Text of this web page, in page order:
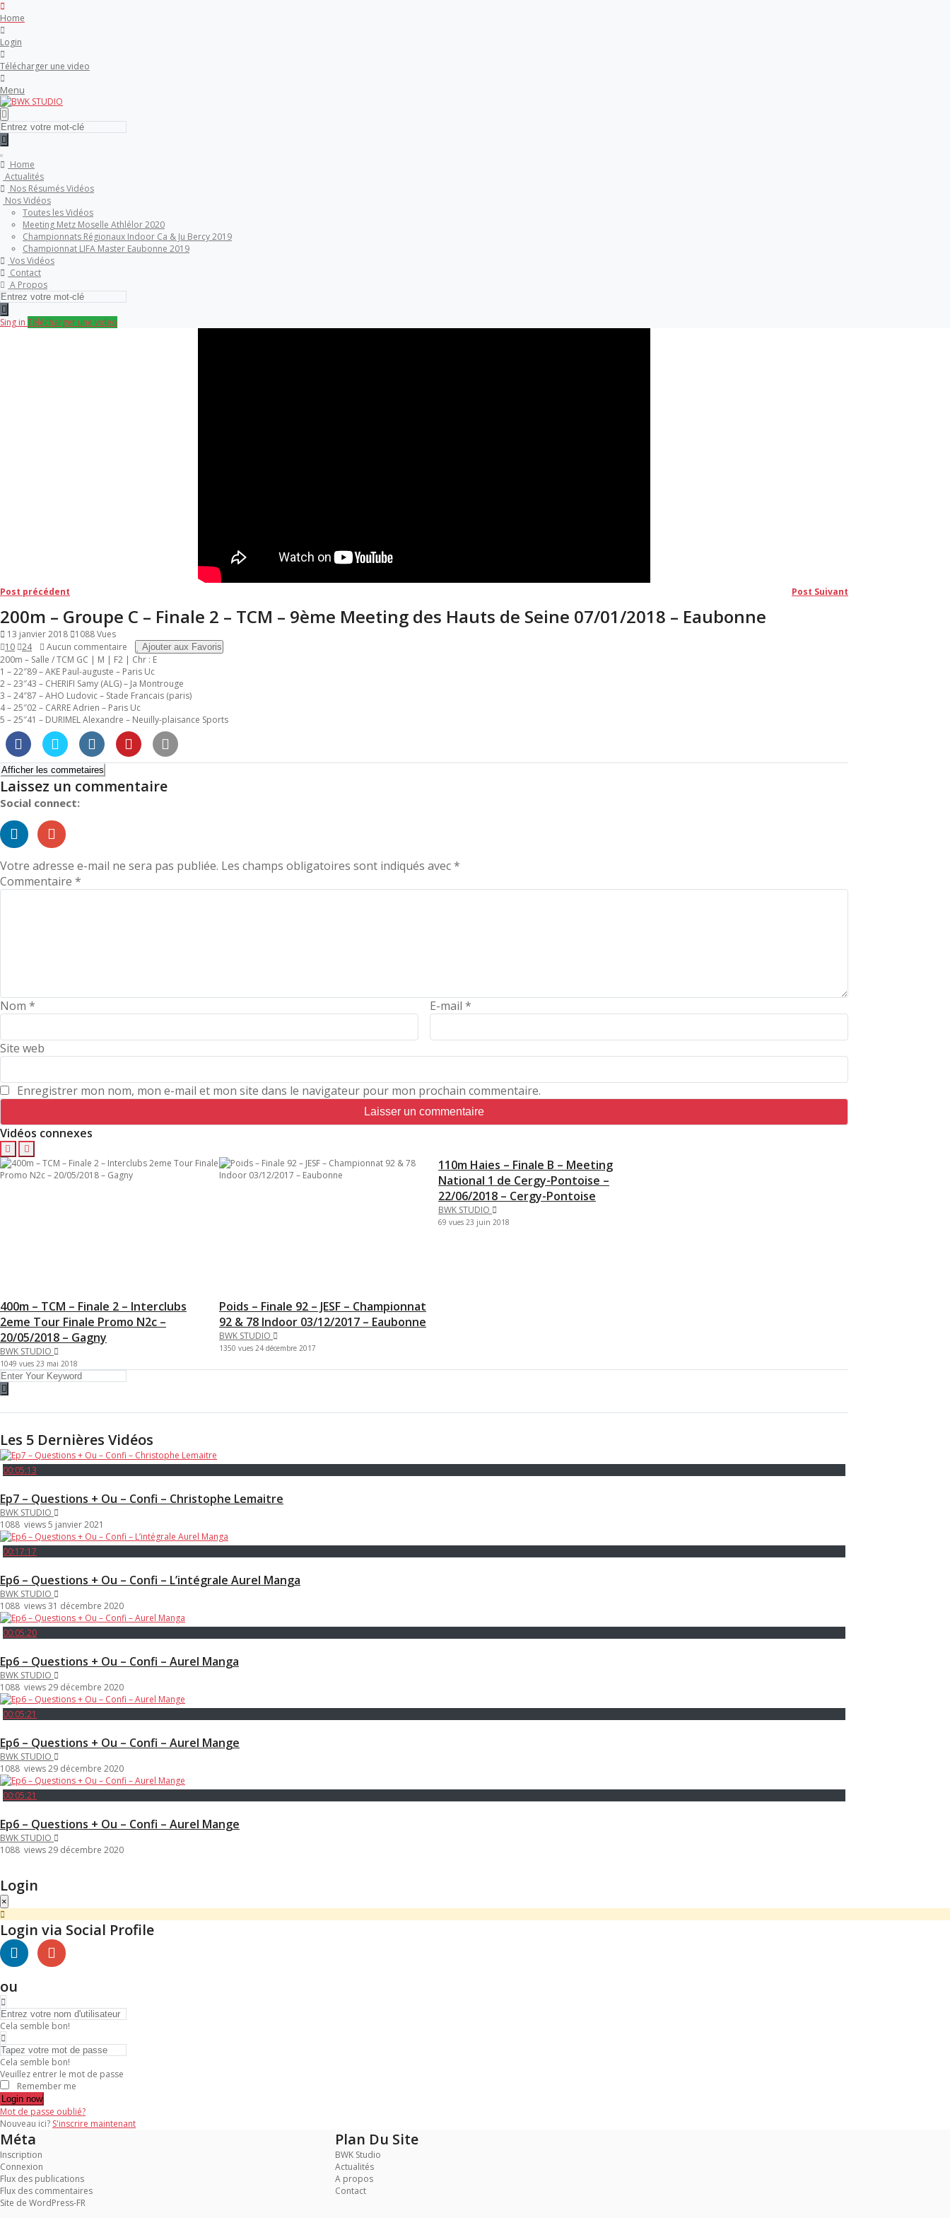
2020
Championnats Régionaux Indoor
Ca & Ju Bercy 2019
Home
Login
Télécharger une video
Menu
Home
Actualités
Nos Résumés Vidéos
Nos Vidéos
Toutes les Vidéos
Meeting Metz Moselle Athlélor 2020
Championnats Régionaux Indoor Ca & Ju Bercy 2019
Championnat LIFA Master Eaubonne 2019
Vos Vidéos
Contact
A Propos
Sing in Télécharger une video
Navigation
de
l’article
Post précédent Post Suivant
200m – Groupe C – Finale 2 – TCM – 9ème Meeting des Hauts de Seine 07/01/2018 – Eaubonne
13 janvier 2018
1088 Vues
10 24 Aucun commentaire Ajouter aux Favoris
200m – Salle / TCM GC | M | F2 | Chr : E
1 – 22″89 – AKE Paul-auguste – Paris Uc
2 – 23″43 – CHERIFI Samy (ALG) – Ja Montrouge
3 – 24″87 – AHO Ludovic – Stade Francais (paris)
4 – 25″02 – CARRE Adrien – Paris Uc
5 – 25″41 – DURIMEL Alexandre – Neuilly-plaisance Sports
Afficher les commetaires
Laissez un commentaire
Social connect:
Votre adresse e-mail ne sera pas publiée. Les champs obligatoires sont indiqués avec*
Commentaire *
Nom * E-mail *
Site web
Enregistrer mon nom, mon e-mail et mon site dans le navigateur pour mon prochain commentaire.
Vidéos connexes
400m – TCM – Finale 2 – Interclubs
2eme Tour Finale Promo N2c –
20/05/2018 – Gagny
BWK STUDIO
1049 vues 23 mai 2018
Poids – Finale 92 – JESF – Championnat
92 & 78 Indoor 03/12/2017 – Eaubonne
BWK STUDIO
1350 vues 24 décembre 2017
110m Haies – Finale B – Meeting
National 1 de Cergy-Pontoise –
22/06/2018 – Cergy-Pontoise
BWK STUDIO
69 vues 23 juin 2018
Les 5 Dernières Vidéos
00:05:13
Ep7 – Questions + Ou – Confi – Christophe Lemaitre
BWK STUDIO
1088 views5 janvier 2021
00:17:17
Ep6 – Questions + Ou – Confi – L’intégrale Aurel Manga
BWK STUDIO
1088 views31 décembre 2020
00:05:20
Ep6 – Questions + Ou – Confi – Aurel Manga
BWK STUDIO
1088 views29 décembre 2020
00:05:21
Ep6 – Questions + Ou – Confi – Aurel Mange
BWK STUDIO
1088 views29 décembre 2020
00:05:21
Ep6 – Questions + Ou – Confi – Aurel Mange
BWK STUDIO
1088 views29 décembre 2020
Login
×
Login via Social Profile
ou
Cela semble bon!
Cela semble bon!
Veuillez entrer le mot de passe
Remember me
Login now
Mot de passe oublié?
Nouveau ici? S'inscrire maintenant
Méta
Inscription
Connexion
Flux des publications
Flux des commentaires
Site de WordPress-FR
Plan Du Site
BWK Studio
Actualités
A propos
Contact